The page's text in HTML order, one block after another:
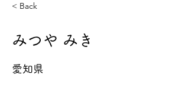
< Back
みつや みき
愛知県